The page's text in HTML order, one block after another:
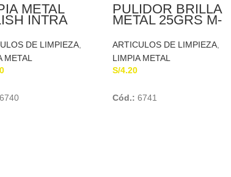
METAL
INTRA
DE LIMPIEZA,
METAL
6740
PULIDOR BRILLA
METAL 25GRS M-
ARTICULOS DE LIMPIEZA
LIMPIA METAL
S/4.20
Cód.: 6741